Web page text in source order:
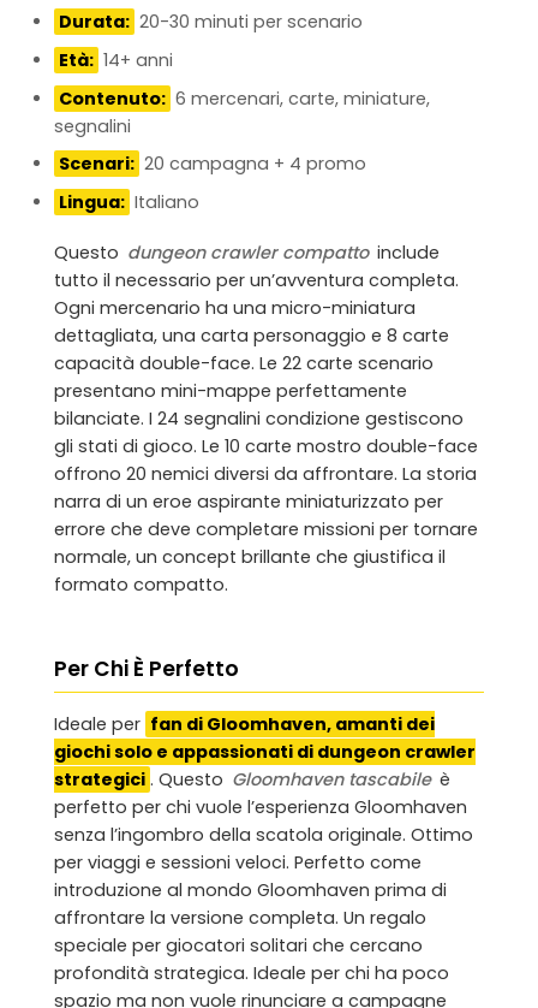
Durata: 20-30 minuti per scenario
Età: 14+ anni
Contenuto: 6 mercenari, carte, miniature,
segnalini
Scenari: 20 campagna + 4 promo
Lingua: Italiano
Questo dungeon crawler compatto include
tutto il necessario per un’avventura completa.
Ogni mercenario ha una micro-miniatura
dettagliata, una carta personaggio e 8 carte
capacità double-face. Le 22 carte scenario
presentano mini-mappe perfettamente
bilanciate. I 24 segnalini condizione gestiscono
gli stati di gioco. Le 10 carte mostro double-face
offrono 20 nemici diversi da affrontare. La storia
narra di un eroe aspirante miniaturizzato per
errore che deve completare missioni per tornare
normale, un concept brillante che giustifica il
formato compatto.
Per Chi È Perfetto
Ideale per fan di Gloomhaven, amanti dei
giochi solo e appassionati di dungeon crawler
strategici . Questo Gloomhaven tascabile è
perfetto per chi vuole l’esperienza Gloomhaven
senza l’ingombro della scatola originale. Ottimo
per viaggi e sessioni veloci. Perfetto come
introduzione al mondo Gloomhaven prima di
affrontare la versione completa. Un regalo
speciale per giocatori solitari che cercano
profondità strategica. Ideale per chi ha poco
spazio ma non vuole rinunciare a campagne